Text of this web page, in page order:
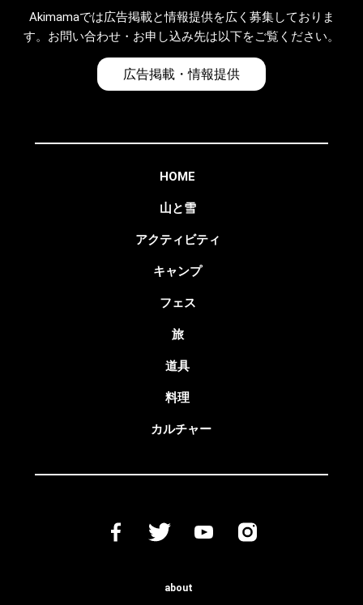
Akimamaでは広告掲載と情報提供を広く募集しておりま
す。お問い合わせ・お申し込み先は以下をご覧ください。
広告掲載・情報提供
HOME
山と雪
アクティビティ
キャンプ
フェス
旅
道具
料理
カルチャー
about